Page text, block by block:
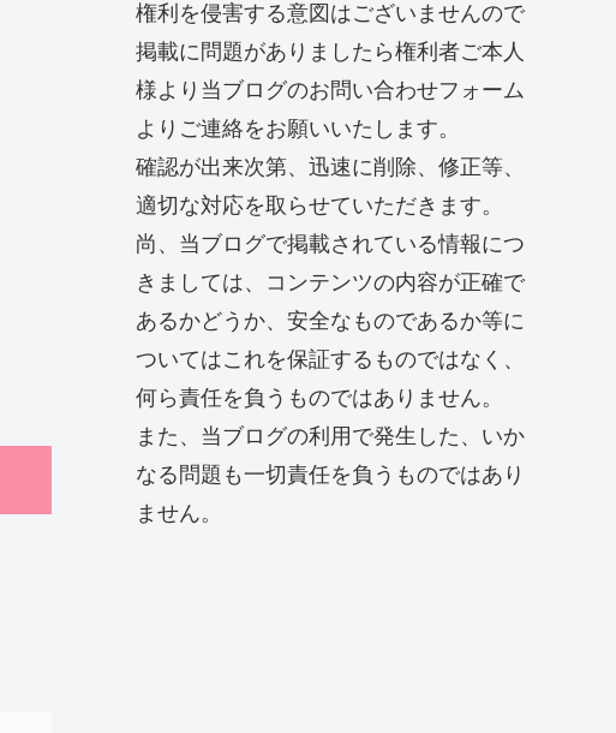
権利を侵害する意図はございませんので
掲載に問題がありましたら権利者ご本人
様より当ブログのお問い合わせフォーム
よりご連絡をお願いいたします。
確認が出来次第、迅速に削除、修正等、
適切な対応を取らせていただきます。
尚、当ブログで掲載されている情報につ
きましては、コンテンツの内容が正確で
あるかどうか、安全なものであるか等に
ついてはこれを保証するものではなく、
何ら責任を負うものではありません。
また、当ブログの利用で発生した、いか
なる問題も一切責任を負うものではあり
ません。